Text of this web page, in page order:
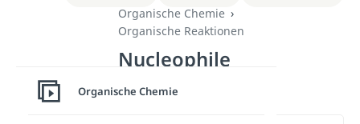
Organische Chemie
Organische Reaktionen
Nucleophile
Substitution
Organische Chemie